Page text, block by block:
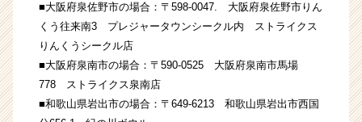
■大阪府泉佐野市の場合：〒598-0047. 大阪府泉佐野市りん
くう往来南3 プレジャータウンシークル内 ストライクス
りんくうシークル店
■大阪府泉南市の場合：〒590-0525 大阪府泉南市馬場
778 ストライクス泉南店
■和歌山県岩出市の場合：〒649-6213 和歌山県岩出市西国